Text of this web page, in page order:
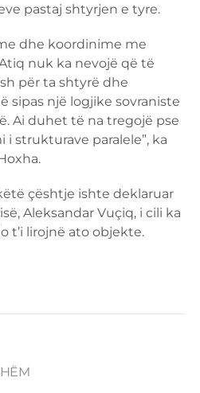
pastaj shtyrjen e tyre.
dhe koordinime me
nuk ka nevojë që të
për ta shtyrë dhe
sipas një logjike sovraniste
Ai duhet të na tregojë pse
strukturave paralele”, ka
çështje ishte deklaruar
Aleksandar Vuçiq, i cili ka
t’i lirojnë ato objekte.